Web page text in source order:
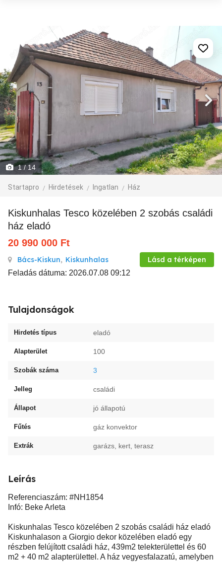
1/ 14
Startapro Hirdetések Ingatlan Ház
Kiskunhalas Tesco közelében 2 szobás családi
ház eladó
20 990 000 Ft
Bács-Kiskun, Kiskunhalas Lásd a térképen
Feladás dátuma: 2026.07.08 09:12
Tulajdonságok
Hirdetés típus eladó
Alapterület 100
Szobák száma 3
Jelleg családi
Állapot jó állapotú
Fűtés gáz konvektor
Extrák garázs, kert, terasz
Leírás
Referenciaszám: #NH1854
Infó: Beke Arleta
Kiskunhalas Tesco közelében 2 szobás családi ház eladó
Kiskunhalason a Giorgio dekor közelében eladó egy
részben felújított családi ház, 439m2 telekterülettel és 60
m2 + 40 m2 alapterülettel. A ház vegyesfalazatú, amelyben